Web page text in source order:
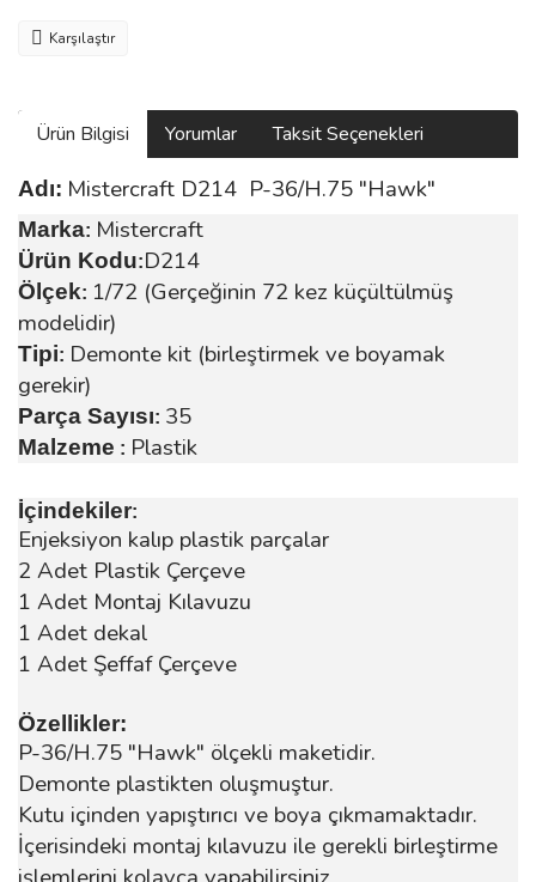
Karşılaştır
Ürün Bilgisi Yorumlar Taksit Seçenekleri
Adı: Mistercraft D214 P-36/H.75 "Hawk"
Marka: Mistercraft
Ürün Kodu:D214
Ölçek: 1/72 (Gerçeğinin 72 kez küçültülmüş
modelidir)
Tipi: Demonte kit (birleştirmek ve boyamak
gerekir)
Parça Sayısı: 35
Malzeme : Plastik
İçindekiler:
Enjeksiyon kalıp plastik parçalar
2 Adet Plastik Çerçeve
1 Adet Montaj Kılavuzu
1 Adet dekal
1 Adet Şeffaf Çerçeve
Özellikler:
P-36/H.75 "Hawk" ölçekli maketidir.
Demonte plastikten oluşmuştur.
Kutu içinden yapıştırıcı ve boya çıkmamaktadır.
İçerisindeki montaj kılavuzu ile gerekli birleştirme